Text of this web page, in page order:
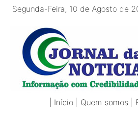
Segunda-Feira, 10 de Agosto de
Início Quem somos